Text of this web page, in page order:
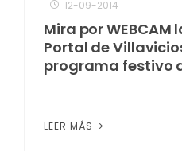
12-09-2014
Mira por WEBCAM
Portal de
programa festivo
...
LEER MÁS